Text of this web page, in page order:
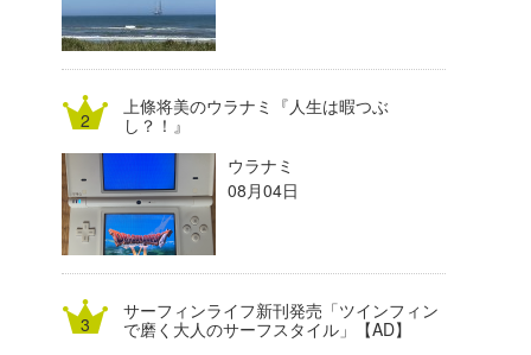
大野”MAR”修聖
喜納海人
H
KID
KOBU
KY
MIN
mitz
OYZ
上條将美のウラナミ『人生は暇つぶ
し？！』
ウラナミ
08月04日
サーフィンライフ新刊発売「ツインフィン
で磨く大人のサーフスタイル」【AD】